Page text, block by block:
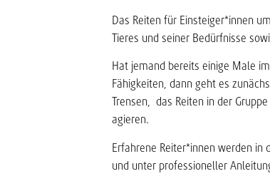
Das Reiten für Einsteiger*innen
Tieres und seiner Bedürfnisse
Hat jemand bereits einige Male
Fähigkeiten, dann geht es
Trensen, das Reiten in der
agieren.
Erfahrene Reiter*innen werden in
und unter professioneller